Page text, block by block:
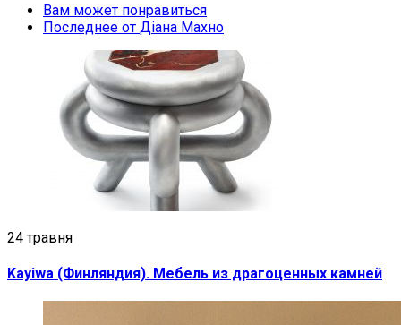
Вам может понравиться
Последнее от Діана Махно
24 травня
Kayiwa (Финляндия). Мебель из драгоценных камней